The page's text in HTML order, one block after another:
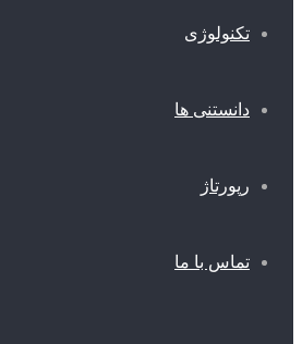
تکنولوژی
دانستنی ها
رپورتاژ
تماس با ما